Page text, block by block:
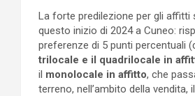
La forte predilezione per gli
questo inizio di 2024 a Cuneo:
preferenze di 5 punti percentuali
trilocale e il quadrilocale in
il monolocale in affitto, che
terreno, nell’ambito della vendita, il